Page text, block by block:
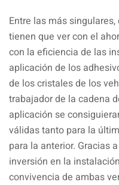
Entre las más
tienen que ver con el
con la eficiencia de las
aplicación de los
de los cristales de los
trabajador de la cadena
aplicación se
válidas tanto para la
para la anterior. Gracias
inversión en la
convivencia de ambas